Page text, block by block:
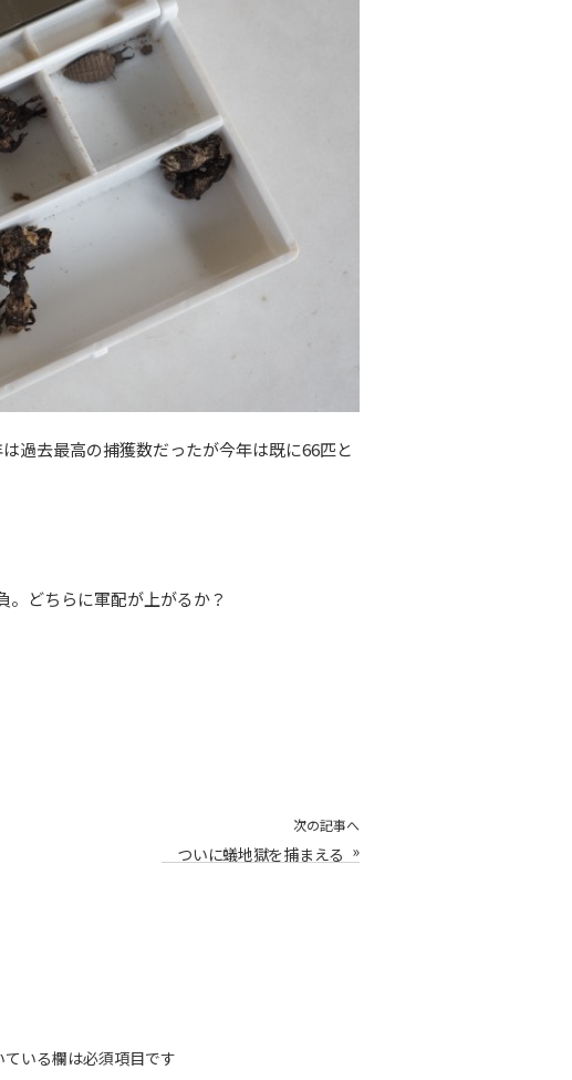
過去最高の捕獲数だったが今年は既に66匹と
どちらに軍配が上がるか？
次の記事へ
ついに蟻地獄を捕まえる »
ている欄は必須項目です